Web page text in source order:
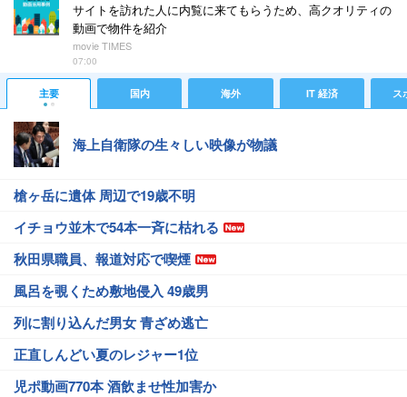
サイトを訪れた人に内覧に来てもらうため、高クオリティの
動画で物件を紹介
movie TIMES
07:00
主要 国内 海外 IT 経済 ス
海上自衛隊の生々しい映像が物議
槍ヶ岳に遺体 周辺で19歳不明
イチョウ並木で54本一斉に枯れる
秋田県職員、報道対応で喫煙
風呂を覗くため敷地侵入 49歳男
列に割り込んだ男女 青ざめ逃亡
正直しんどい夏のレジャー1位
児ポ動画770本 酒飲ませ性加害か